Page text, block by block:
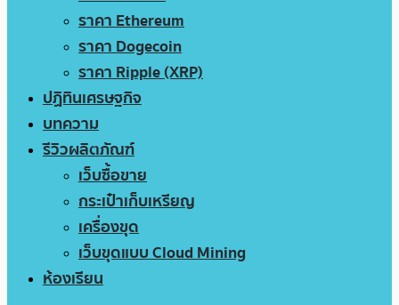
ราคา Ethereum
ราคา Dogecoin
ราคา Ripple (XRP)
ปฏิทินเศรษฐกิจ
บทความ
รีวิวผลิตภัณฑ์
เว็บซื้อขาย
กระเป๋าเก็บเหรียญ
เครื่องขุด
เว็บขุดแบบ Cloud Mining
ห้องเรียน